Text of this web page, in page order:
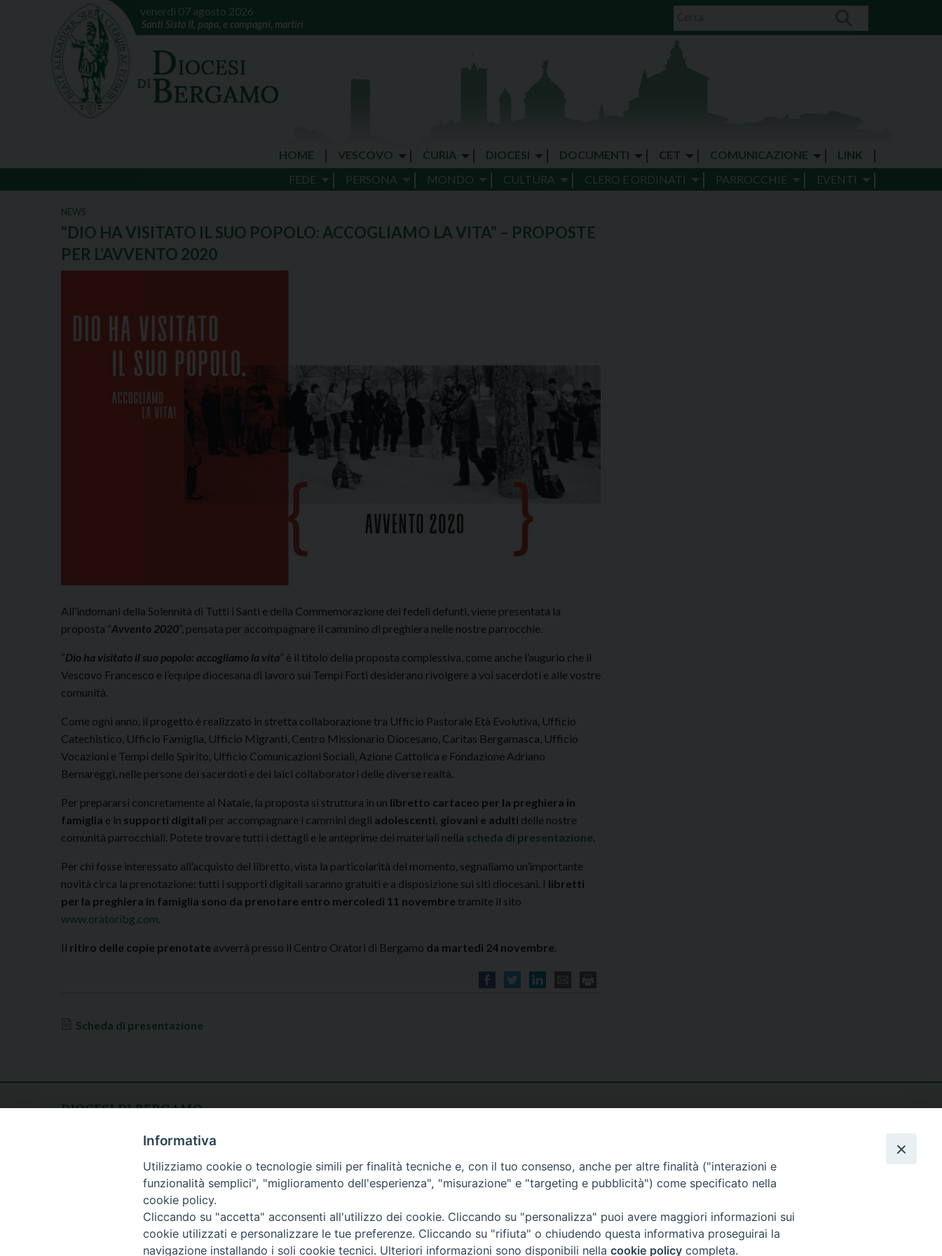
venerdì 07 agosto 2026
Santi Sisto II, papa, e compagni, martiri
HOME VESCOVO CURIA DIOCESI DOCUMENTI CET COMUNICAZIONE
LINK
FEDE
PERSONA MONDO CULTURA CLERO E ORDINATI PARROCCHIE EVENTI
NEWS
“DIO HA VISITATO IL SUO POPOLO: ACCOGLIAMO LA VITA” – PROPOSTE
PER L’AVVENTO 2020
All’indomani della Solennità di Tutti i Santi e della Commemorazione dei fedeli defunti, viene presentata la
proposta “Avvento 2020”, pensata per accompagnare il cammino di preghiera nelle nostre parrocchie.
“Dio ha visitato il suo popolo: accogliamo la vita” è il titolo della proposta complessiva, come anche l’augurio che il
Vescovo Francesco e l’equipe diocesana di lavoro sui Tempi Forti desiderano rivolgere a voi sacerdoti e alle vostre
comunità.
Come ogni anno, il progetto è realizzato in stretta collaborazione tra Ufficio Pastorale Età Evolutiva, Ufficio
Catechistico, Ufficio Famiglia, Ufficio Migranti, Centro Missionario Diocesano, Caritas Bergamasca, Ufficio
Vocazioni e Tempi dello Spirito, Ufficio Comunicazioni Sociali, Azione Cattolica e Fondazione Adriano
Bernareggi, nelle persone dei sacerdoti e dei laici collaboratori delle diverse realtà.
Per prepararsi concretamente al Natale, la proposta si struttura in un libretto cartaceo per la preghiera in
famiglia e in supporti digitali per accompagnare i cammini degli adolescenti, giovani e adulti delle nostre
comunità parrocchiali. Potete trovare tutti i dettagli e le anteprime dei materiali nella scheda di presentazione.
Per chi fosse interessato all’acquisto del libretto, vista la particolarità del momento, segnaliamo un’importante
novità circa la prenotazione: tutti i supporti digitali saranno gratuiti e a disposizione sui siti diocesani. I libretti
per la preghiera in famiglia sono da prenotare entro mercoledì 11 novembre tramite il sito
www.oratoribg.com.
Il ritiro delle copie prenotate avverrà presso il Centro Oratori di Bergamo da martedì 24 novembre.
Scheda di presentazione
DIOCESI DI BERGAMO
CURIA DIOCESANA
fax: 035/278.250
Apertura al pubblico
lunedì - venerdì
h. 08.30 - 12.30
Informativa
Utilizziamo cookie o tecnologie simili per finalità tecniche e, con il tuo consenso, anche per altre finalità ("interazioni e
funzionalità semplici", "miglioramento dell'esperienza", "misurazione" e "targeting e pubblicità") come specificato nella
cookie policy.
Cliccando su "accetta" acconsenti all'utilizzo dei cookie. Cliccando su "personalizza" puoi avere maggiori informazioni sui
cookie utilizzati e personalizzare le tue preferenze. Cliccando su "rifiuta" o chiudendo questa informativa proseguirai la
navigazione installando i soli cookie tecnici. Ulteriori informazioni sono disponibili nella cookie policy completa.